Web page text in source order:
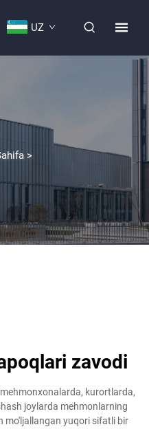
UZ
>
zavodi
kurortlarda,
joylarda mehmonlarning
mo'ljallangan yuqori sifatli bir